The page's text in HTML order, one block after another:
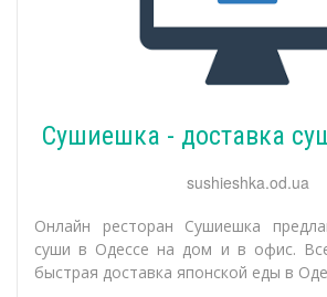
Сушиешка - доставка
sushieshka.od.ua
Онлайн ресторан Сушиешка
суши в Одессе на дом и в офис.
быстрая доставка японской еды в